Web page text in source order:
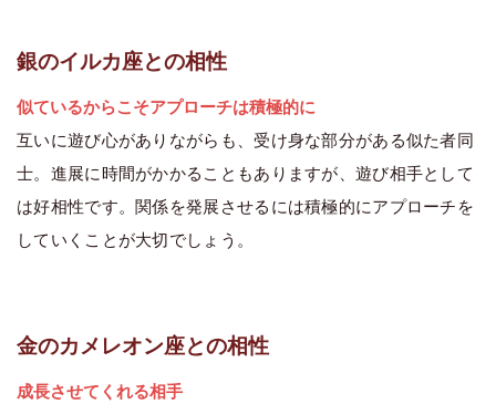
銀のイルカ座との相性
似ているからこそアプローチは積極的に
互いに遊び心がありながらも、受け身な部分がある似た者同
士。進展に時間がかかることもありますが、遊び相手として
は好相性です。関係を発展させるには積極的にアプローチを
していくことが大切でしょう。
金のカメレオン座との相性
成長させてくれる相手